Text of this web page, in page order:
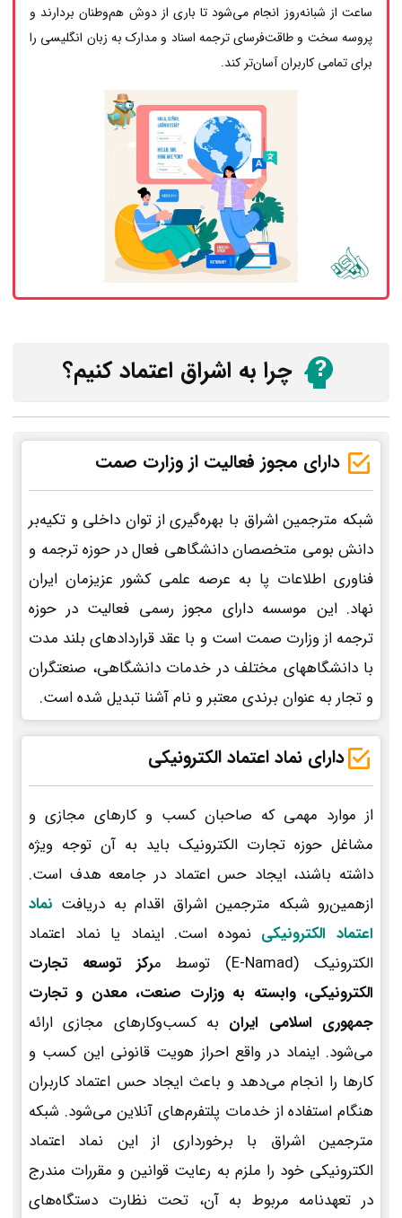
ساعت از شبانه‌روز انجام می‌شود تا باری از دوش هم‌وطنان بردارند و
پروسه سخت و طاقت‌فرسای ترجمه اسناد و مدارک به زبان انگلیسی را
برای تمامی کاربران آسان‌تر کند.
چرا به اشراق اعتماد کنیم؟
دارای مجوز فعالیت از وزارت صمت
شبکه مترجمین اشراق با بهره‌گیری از توان داخلی و تکیه‌بر
دانش بومی متخصصان دانشگاهی فعال در حوزه ترجمه و
فناوری اطلاعات پا به عرصه علمی کشور عزیزمان ایران
نهاد. این موسسه دارای مجوز رسمی فعالیت در حوزه
ترجمه از وزارت صمت است و با عقد قراردادهای بلند مدت
با دانشگاههای مختلف در خدمات دانشگاهی، صنعتگران
و تجار به عنوان برندی معتبر و نام آشنا تبدیل شده است.
دارای نماد اعتماد الکترونیکی
از موارد مهمی که صاحبان کسب و کارهای مجازی و
مشاغل حوزه تجارت الکترونیک باید به آن توجه ویژه
داشته باشند، ایجاد حس اعتماد در جامعه هدف است.
ازهمین‌رو شبکه مترجمین اشراق اقدام به دریافت نماد
اعتماد الکترونیکی نموده است. اینماد یا نماد اعتماد
الکترونیک (E-Namad) توسط م
رکز توسعه تجارت
الکترونیکی، وابسته به وزارت صنعت، معدن و تجارت
جمهوری اسلامی ایران به کسب‌وکارهای مجازی ارائه
می‌شود. اینماد در واقع احراز هویت قانونی این کسب و
کارها را انجام می‌دهد و باعث ایجاد حس اعتماد کاربران
هنگام استفاده از خدمات پلتفرم‌های آنلاین می‌شود. شبکه
مترجمین اشراق با برخورداری از این نماد اعتماد
الکترونیکی خود را ملزم به رعایت قوانین و مقررات مندرج
در تعهدنامه مربوط به آن، تحت نظارت دستگاه‌های